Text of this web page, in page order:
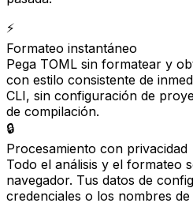
⚡
Formateo instantáneo
Pega TOML sin formatear y
con estilo consistente de
CLI, sin configuración de
de compilación.
🔒
Procesamiento con privacidad
Todo el análisis y el formateo
navegador. Tus datos de
credenciales o los nombres